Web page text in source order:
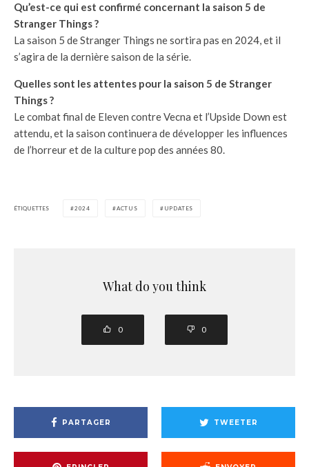
Qu’est-ce qui est confirmé concernant la saison 5 de
Stranger Things ?
La saison 5 de Stranger Things ne sortira pas en 2024, et il
s’agira de la dernière saison de la série.
Quelles sont les attentes pour la saison 5 de Stranger
Things ?
Le combat final de Eleven contre Vecna et l’Upside Down est
attendu, et la saison continuera de développer les influences
de l’horreur et de la culture pop des années 80.
ÉTIQUETTES 2024 ACTUS UPDATES
What do you think
0 0
PARTAGER TWEETER